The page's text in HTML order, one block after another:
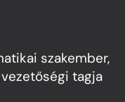
szakember,
tagja